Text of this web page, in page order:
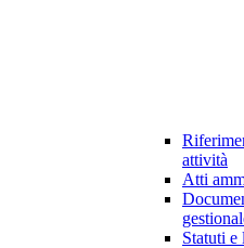
attività
Atti
Statuti e